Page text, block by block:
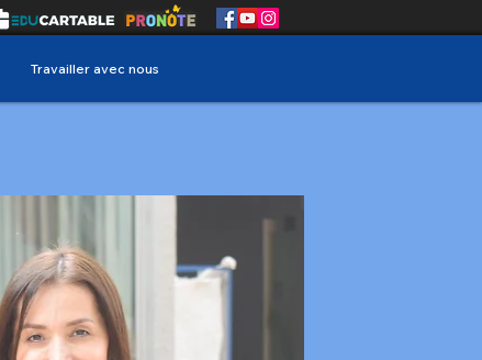
Travailler avec nous